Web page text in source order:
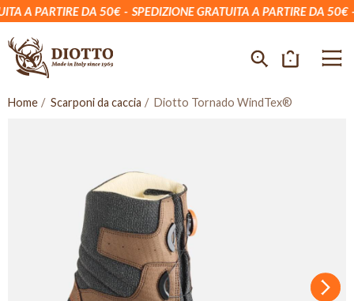
A PARTIRE DA 50€ SPEDIZIONE GRATUITA A PARTIRE DA 50€
Home Scarponi da caccia Diotto Tornado WindTex®